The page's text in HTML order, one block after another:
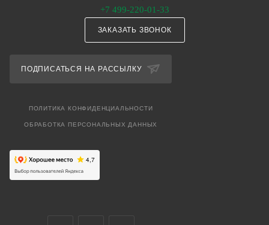
+7 499-220-01-33
ЗАКАЗАТЬ ЗВОНОК
ПОДПИСАТЬСЯ НА РАССЫЛКУ
ПОЛИТИКА КОНФИДЕНЦИАЛЬНОСТИ
ОБРАБОТКА ПЕРСОНАЛЬНЫХ ДАННЫХ